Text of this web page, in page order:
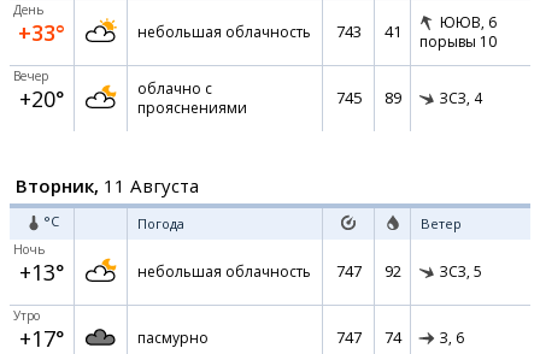
День
+33° небольшая облачность 743 41 ЮЮВ, 6
порывы 10
Вечер
+20°
облачно с
прояснениями
745 89 ЗСЗ, 4
Вторник, 11 Августа
°C Погода Ветер
Ночь
+13° небольшая облачность 747 92 ЗСЗ, 5
Утро
+17° пасмурно 747 74 З, 6